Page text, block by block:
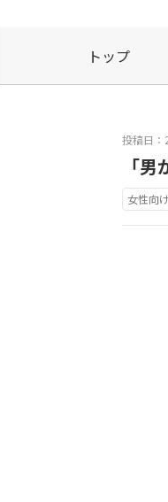
トップ
投稿日
「
女性向け